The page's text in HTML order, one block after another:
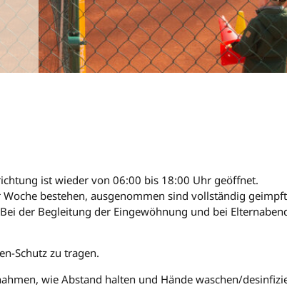
ist wieder von 06:00 bis 18:00 Uhr geöffnet.
bestehen, ausgenommen sind vollständig
der Begleitung der Eingewöhnung und bei
Schutz zu tragen.
wie Abstand halten und Hände waschen/